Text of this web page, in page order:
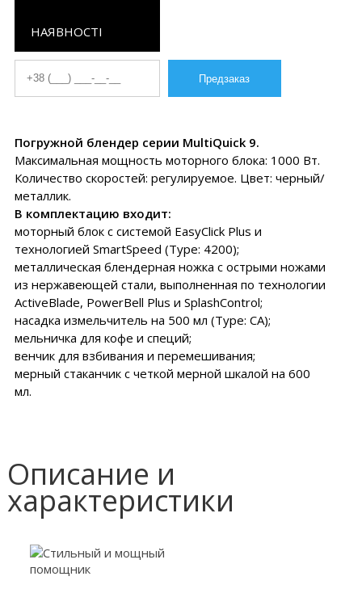
НАЯВНОСТІ
Погружной блендер серии MultiQuick 9.
Максимальная мощность моторного блока: 1000 Вт.
Количество скоростей: регулируемое. Цвет: черный/
металлик.
В комплектацию входит:
моторный блок с системой EasyClick Plus и
технологией SmartSpeed (Type: 4200);
металлическая блендерная ножка с острыми ножами
из нержавеющей стали, выполненная по технологии
ActiveBlade, PowerBell Plus и SplashControl;
насадка измельчитель на 500 мл (Type: СA);
мельничка для кофе и специй;
венчик для взбивания и перемешивания;
мерный стаканчик с четкой мерной шкалой на 600
мл.
Описание и
характеристики